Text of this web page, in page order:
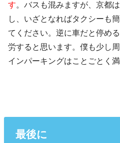
す。バスも混みますが、京都
し、いざとなればタクシーも
てください。逆に車だと停め
労すると思います。僕も少し
インパーキングはことごとく満
最後に